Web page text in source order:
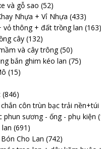
và gỗ sao (52)
Nhựa + Vỉ Nhựa (433)
vỏ thông + đất trồng lan (163)
cây (132)
và cây trông (50)
bắn ghim kéo lan (75)
(15)
(846)
côn trùn bạc trải nền+túi
phun sương - ống - phụ kiện
(691)
Cho Lan (742)